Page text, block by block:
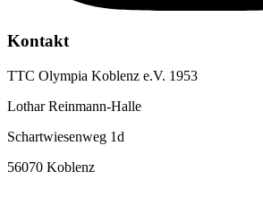
Kontakt
TTC Olympia Koblenz e.V. 1953
Lothar Reinmann-Halle
Schartwiesenweg 1d
56070 Koblenz